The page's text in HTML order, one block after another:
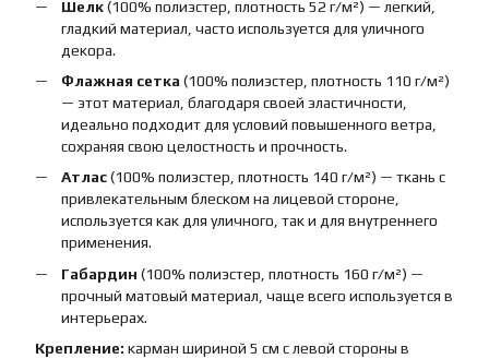
Шелк(100% полиэстер, плотность 52 г/м²) — легкий,
гладкий материал, часто используется для уличного
декора.
Флажная сетка (100% полиэстер, плотность 110 г/м²)
— этот материал, благодаря своей эластичности,
идеально подходит для условий повышенного ветра,
сохраняя свою целостность и прочность.
Атлас(100% полиэстер, плотность 140 г/м²) — ткань с
привлекательным блеском на лицевой стороне,
используется как для уличного, так и для внутреннего
применения.
Габардин (100% полиэстер, плотность 160 г/м²) —
прочный матовый материал, чаще всего используется в
интерьерах.
Крепление: карман шириной 5 см с левой стороны в